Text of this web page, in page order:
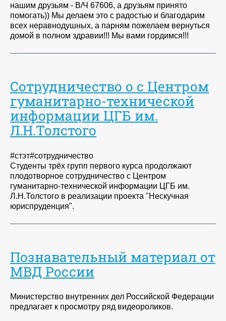
нашим друзьям - В/Ч 67606, а друзьям принято
помогать)) Мы делаем это с радостью и благодарим
всех неравнодушных, а парням пожелаем вернуться
домой в полном здравии!!! Мы вами гордимся!!!
Сотрудничество о с Центром
гуманитарно-технической
информации ЦГБ им.
Л.Н.Толстого
#стэт#сотрудничество
Студенты трёх групп первого курса продолжают
плодотворное сотрудничество с Центром
гуманитарно-технической информации ЦГБ им.
Л.Н.Толстого в реализации проекта "Нескучная
юриспруденция".
Познавательный материал от
МВД России
Министерство внутренних дел Российской Федерации
предлагает к просмотру ряд видеороликов.